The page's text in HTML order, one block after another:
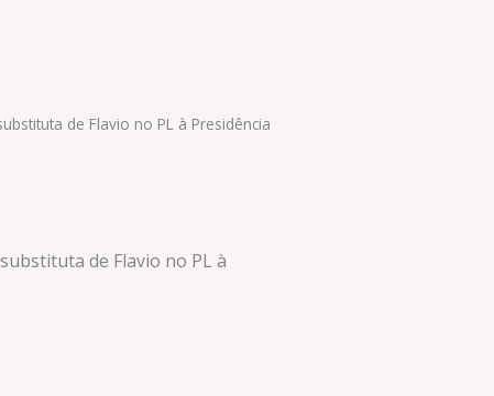
de Flavio no PL à Presidência
de Flavio no PL à